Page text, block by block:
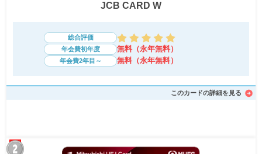
JCB CARD W
総合評価
年会費初年度
無料（永年無料）
年会費2年目～ 無料（永年無料）
このカードの詳細を見る